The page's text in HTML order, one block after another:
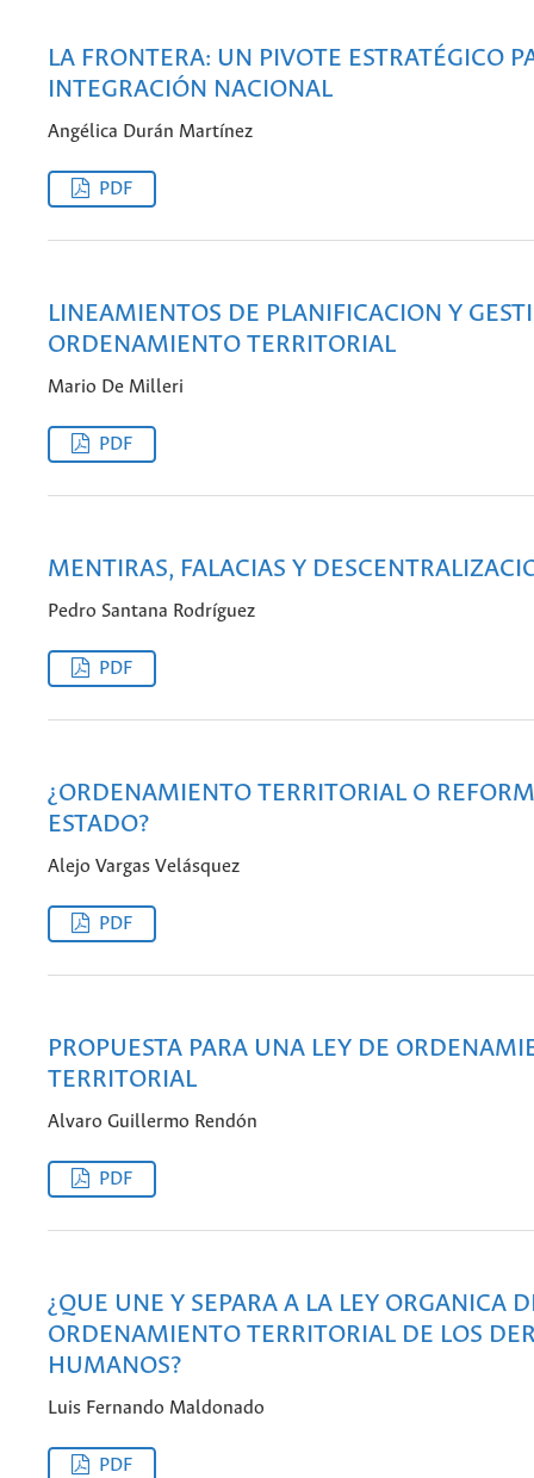
LA FRONTERA: UN PIVOTE ESTRATÉGICO
INTEGRACIÓN NACIONAL
Angélica Durán Martínez
PDF
LINEAMIENTOS DE PLANIFICACION Y
ORDENAMIENTO TERRITORIAL
Mario De Milleri
PDF
MENTIRAS, FALACIAS Y
Pedro Santana Rodríguez
PDF
¿ORDENAMIENTO TERRITORIAL O
ESTADO?
Alejo Vargas Velásquez
PDF
PROPUESTA PARA UNA LEY DE
TERRITORIAL
Alvaro Guillermo Rendón
PDF
¿QUE UNE Y SEPARA A LA LEY ORGANICA
ORDENAMIENTO TERRITORIAL DE LOS
HUMANOS?
Luis Fernando Maldonado
PDF